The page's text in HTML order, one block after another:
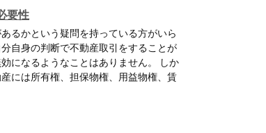
要性
るかという疑問を持っている方がいら
自身の判断で不動産取引をすることが
になるようなことはありません。 しか
には所有権、担保物権、用益物権、賃